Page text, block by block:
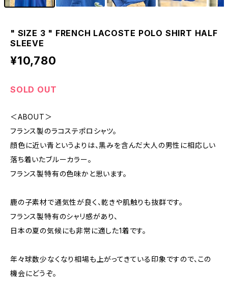
" SIZE 3 " FRENCH LACOSTE POLO SHIRT HALF
SLEEVE
¥10,780
SOLD OUT
＜ABOUT＞
フランス製のラコステポロシャツ。
顔色に近い青というよりは、黒みを含んだ大人の男性に相応しい
落ち着いたブルーカラー。
フランス製特有の色味かと思います。
鹿の子素材で通気性が良く、乾きや肌触りも抜群です。
フランス製特有のシャリ感があり、
日本の夏の気候にも非常に適した1着です。
年々球数少なくなり相場も上がってきている印象ですので、この
機会にどうぞ。